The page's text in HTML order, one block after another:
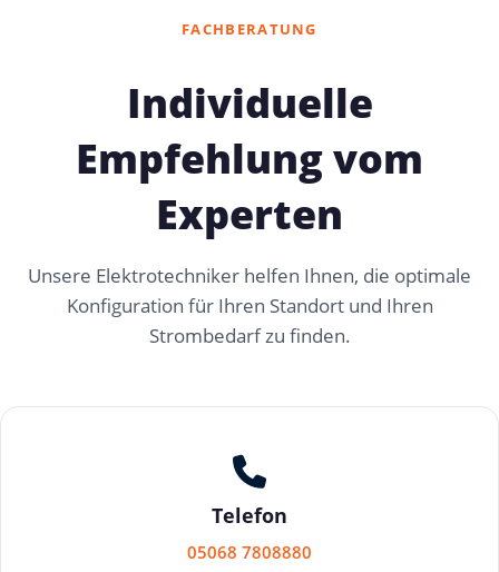
FACHBERATUNG
Individuelle
Empfehlung vom
Experten
Unsere Elektrotechniker helfen Ihnen, die optimale
Konfiguration für Ihren Standort und Ihren
Strombedarf zu finden.
Telefon
05068 7808880